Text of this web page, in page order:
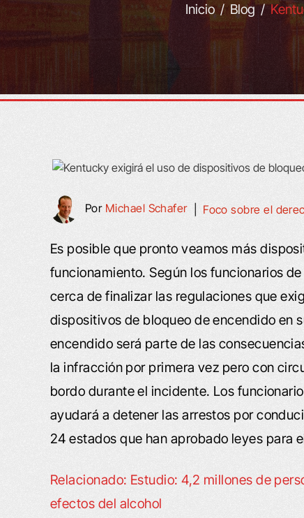
Inicio /Blog/
Por Michael Schafer| Foco sobre el
Es posible que pronto veamos más
funcionamiento. Según los funcionarios
cerca de finalizar las regulaciones que
dispositivos de bloqueo de encendido en
encendido será parte de las
la infracción por primera vez pero con
bordo durante el incidente. Los
ayudará a detener las arrestos por
24 estados que han aprobado leyes para
Relacionado: Estudio: 4,2 millones de
efectos del alcohol